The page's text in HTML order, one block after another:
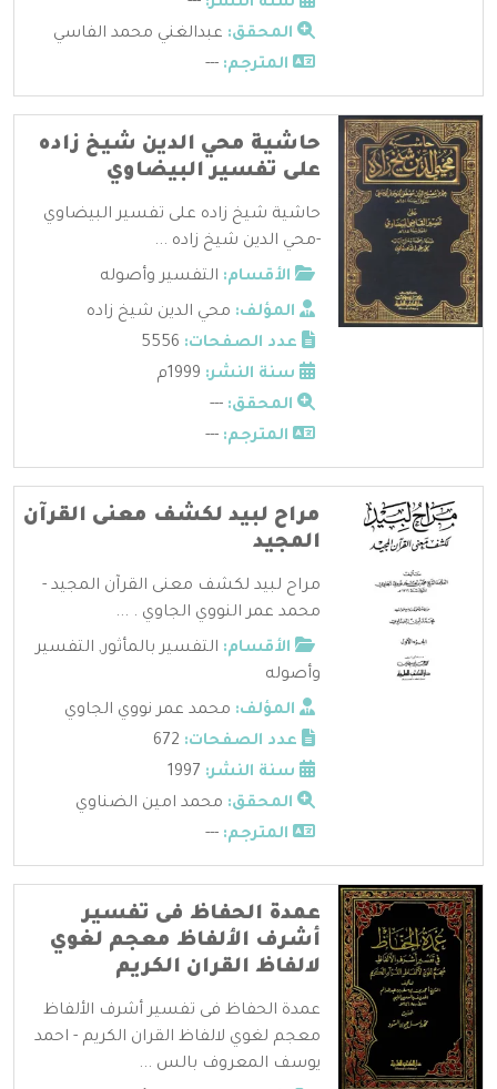
المحقق: عبدالغني محمد الفاسي
المترجم: ---
حاشية محي الدين شيخ زاده
على تفسير البيضاوي
حاشية شيخ زاده على تفسير البيضاوي
-محي الدين شيخ زاده ...
الأقسام: التفسير وأصوله
المؤلف: محي الدين شيخ زاده
عدد الصفحات:
سنة النشر:
المحقق: ---
المترجم: ---
مراح لبيد لكشف معنى القرآن
المجيد
مراح لبيد لكشف معنى القرآن المجيد -
محمد عمر النووي الجاوي . ...
الأقسام: التفسير بالمأثور, التفسير
وأصوله
المؤلف: محمد عمر نووي الجاوي
عدد الصفحات:
سنة النشر:
المحقق: محمد امين الضناوي
المترجم: ---
عمدة الحفاظ فى تفسير
أشرف الألفاظ معجم لغوي
لالفاظ القران الكريم
عمدة الحفاظ فى تفسير أشرف الألفاظ
معجم لغوي لالفاظ القران الكريم - احمد
يوسف المعروف بالس ...